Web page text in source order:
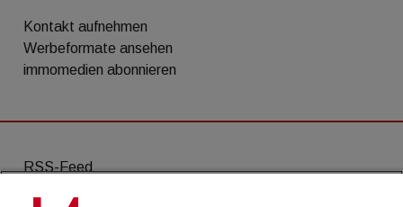
Kontakt aufnehmen
Werbeformate ansehen
immomedien abonnieren
RSS-Feed
AGB